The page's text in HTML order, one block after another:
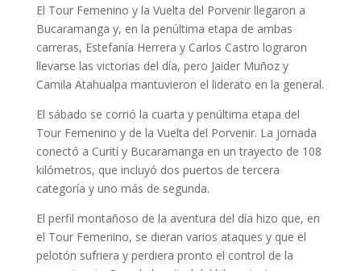
El Tour Femenino y la Vuelta del Porvenir llegaron a
Bucaramanga y, en la penúltima etapa de ambas
carreras, Estefanía Herrera y Carlos Castro lograron
llevarse las victorias del día, pero Jaider Muñoz y
Camila Atahualpa mantuvieron el liderato en la general.
El sábado se corrió la cuarta y penúltima etapa del
Tour Femenino y de la Vuelta del Porvenir. La jornada
conectó a Curití y Bucaramanga en un trayecto de 108
kilómetros, que incluyó dos puertos de tercera
categoría y uno más de segunda.
El perfil montañoso de la aventura del día hizo que, en
el Tour Femenino, se dieran varios ataques y que el
pelotón sufriera y perdiera pronto el control de la